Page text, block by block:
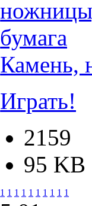
Камень,
Играть!
2159
95 KB
1 1 1 1 1 1 1 1 1 1